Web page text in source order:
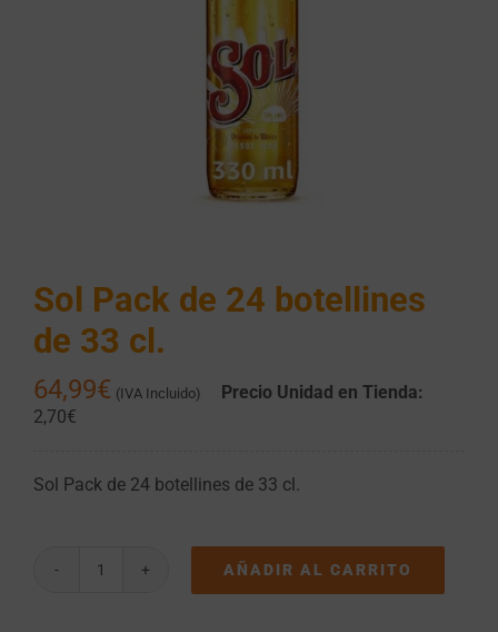
Sol Pack de 24 botellines
de 33 cl.
64,99€ (IVA Incluido)
Precio Unidad en Tienda:
2,70€
Sol Pack de 24 botellines de 33 cl.
Sol
AÑADIR AL CARRITO